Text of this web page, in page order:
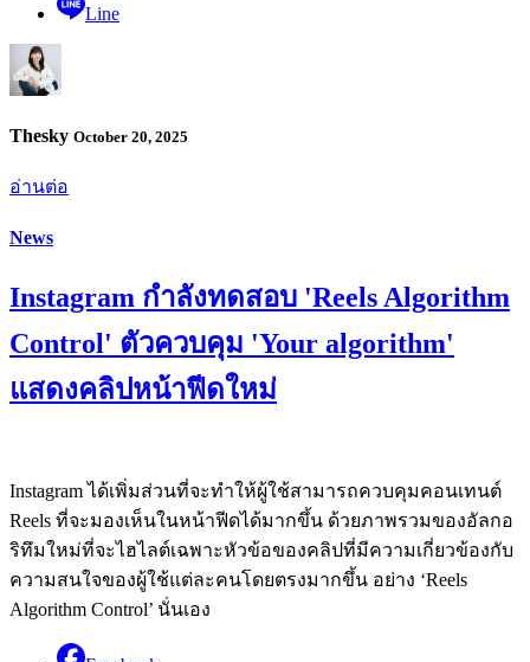
Line
Thesky October 20, 2025
อ่านต่อ
News
Instagram กำลังทดสอบ 'Reels Algorithm
Control' ตัวควบคุม 'Your algorithm'
แสดงคลิปหน้าฟีดใหม่
Instagram ได้เพิ่มส่วนที่จะทำให้ผู้ใช้สามารถควบคุมคอนเทนต์
Reels ที่จะมองเห็นในหน้าฟีดได้มากขึ้น ด้วยภาพรวมของอัลกอ
ริทึมใหม่ที่จะไฮไลต์เฉพาะหัวข้อของคลิปที่มีความเกี่ยวข้องกับ
ความสนใจของผู้ใช้แต่ละคนโดยตรงมากขึ้น อย่าง ‘Reels
Algorithm Control’ นั่นเอง